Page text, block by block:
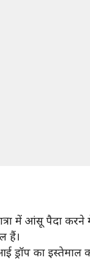
में आंसू पैदा
हैं।
ड्रॉप का इस्तेमाल